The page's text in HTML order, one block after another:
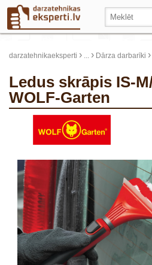
darzatehnikaeksperti › ... › Dārza darbarīki ›
Ledus skrāpis IS-M/ZM015,
WOLF-Garten